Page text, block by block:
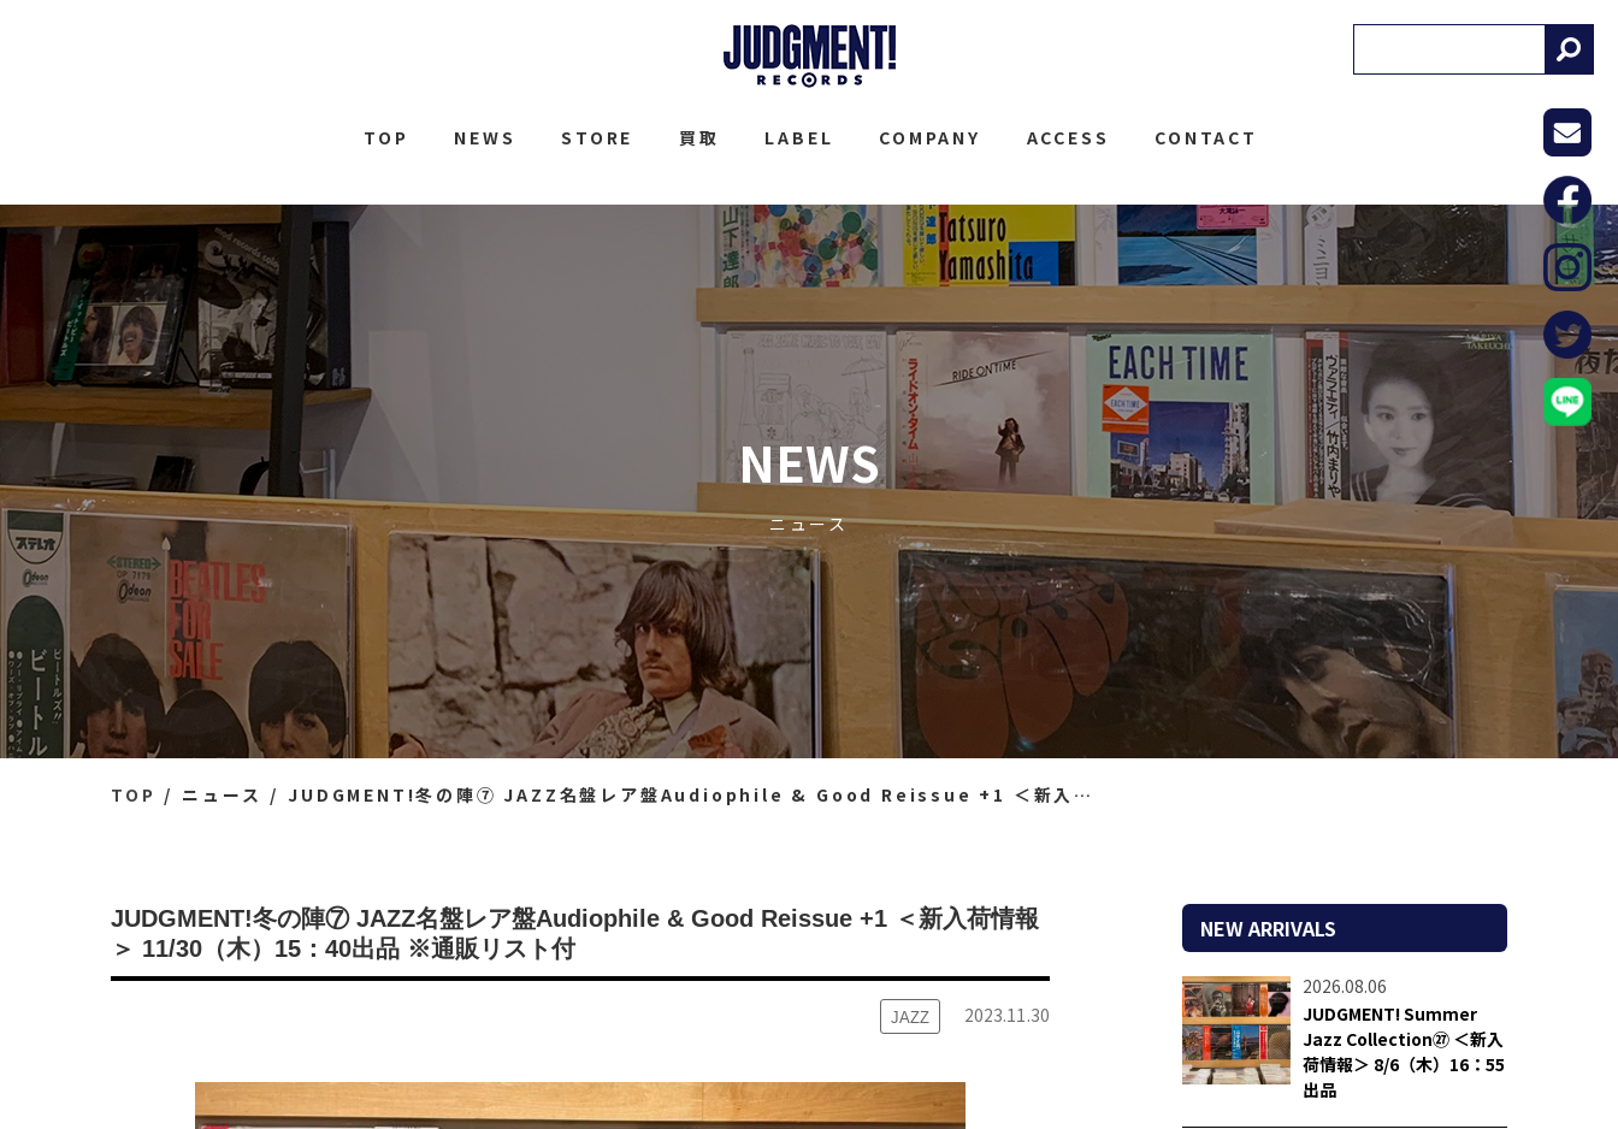
TOP NEWS STORE 買取 LABEL COMPANY ACCESS CONTACT
NEWS
ニュース
TOP ニュース JUDGMENT!冬の陣⑦ JAZZ名盤レア盤Audiophile & Good Reissue +1 ＜新入荷情報＞ 11/30（木）15：40出品 ※通販リスト付
JUDGMENT!冬の陣⑦ JAZZ名盤レア盤Audiophile & Good Reissue +1 ＜新入荷情報
＞ 11/30（木）15：40出品 ※通販リスト付
JAZZ 2023.11.30
NEW ARRIVALS
2026.08.06
JUDGMENT! Summer
Jazz Collection㉗ ＜新入
荷情報＞ 8/6（木）16：55
出品